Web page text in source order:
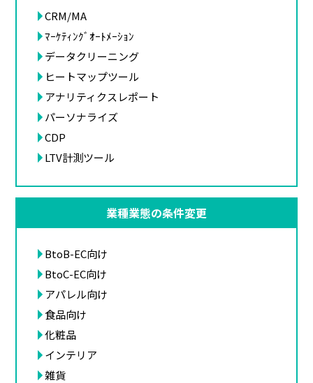
CRM/MA
ﾏｰｹﾃｨﾝｸﾞｵｰﾄﾒｰｼｮﾝ
データクリーニング
ヒートマップツール
アナリティクスレポート
パーソナライズ
CDP
LTV計測ツール
業種業態の条件変更
BtoB-EC向け
BtoC-EC向け
アパレル向け
食品向け
化粧品
インテリア
雑貨